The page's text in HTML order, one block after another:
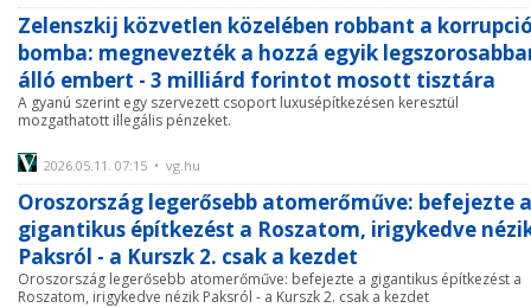
Zelenszkij közvetlen közelében robbant a
bomba: megnevezték a hozzá egyik
álló embert - 3 milliárd forintot mosott tisztára
A gyanú szerint egy szervezett csoport luxusépítkezésen keresztül
mozgathatott illegális pénzeket.
2026.05.11. 07:15 • vg.hu
Oroszország legerősebb atomerőműve: befejezte a
gigantikus építkezést a Roszatom, irigykedve
Paksról - a Kurszk 2. csak a kezdet
Oroszország legerősebb atomerőműve: befejezte a gigantikus építkezést a
Roszatom, irigykedve nézik Paksról - a Kurszk 2. csak a kezdet